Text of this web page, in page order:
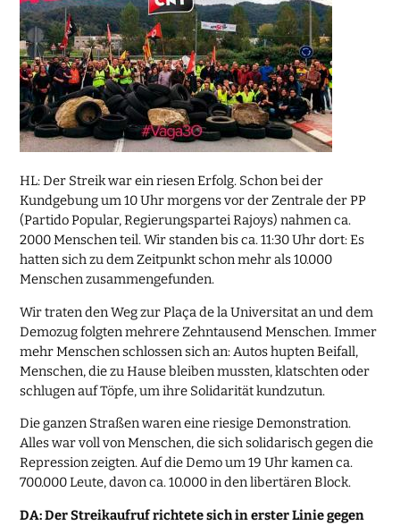
HL: Der Streik war ein riesen Erfolg. Schon bei der
Kundgebung um 10 Uhr morgens vor der Zentrale der PP
(Partido Popular, Regierungspartei Rajoys) nahmen ca.
2000 Menschen teil. Wir standen bis ca. 11:30 Uhr dort: Es
hatten sich zu dem Zeitpunkt schon mehr als 10.000
Menschen zusammengefunden.
Wir traten den Weg zur Plaça de la Universitat an und dem
Demozug folgten mehrere Zehntausend Menschen. Immer
mehr Menschen schlossen sich an: Autos hupten Beifall,
Menschen, die zu Hause bleiben mussten, klatschten oder
schlugen auf Töpfe, um ihre Solidarität kundzutun.
Die ganzen Straßen waren eine riesige Demonstration.
Alles war voll von Menschen, die sich solidarisch gegen die
Repression zeigten. Auf die Demo um 19 Uhr kamen ca.
700.000 Leute, davon ca. 10.000 in den libertären Block.
DA: Der Streikaufruf richtete sich in erster Linie gegen